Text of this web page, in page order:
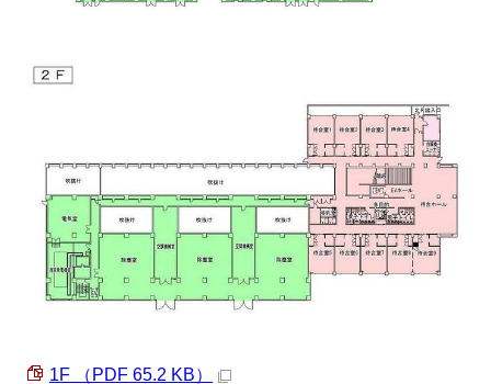
1F （PDF 65.2 KB）